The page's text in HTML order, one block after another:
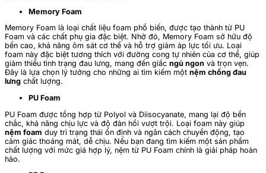
Memory Foam
Memory Foam là loại chất liệu foam phổ biến, được tạo thành từ PU
Foam và các chất phụ gia đặc biệt. Nhờ đó, Memory Foam sở hữu độ
bền cao, khả năng ôm sát cơ thể và hỗ trợ giảm áp lực tối ưu. Loại
foam này đặc biệt tương thích với đường cong tự nhiên của cơ thể, giúp
giảm thiểu tình trạng đau lưng, mang đến giấc ngủ ngon và trọn vẹn.
Đây là lựa chọn lý tưởng cho những ai tìm kiếm một nệm chống đau
lưng chất lượng.
PU Foam
PU Foam được tổng hợp từ Polyol và Diisocyanate, mang lại độ bền
chắc, khả năng chịu lực và độ đàn hồi vượt trội. Loại foam này giúp
nệm foam duy trì trạng thái ổn định và ngăn cách chuyển động, tạo
cảm giác thoáng mát, dễ chịu. Nếu bạn đang tìm kiếm một sản phẩm
chất lượng với mức giá hợp lý, nệm từ PU Foam chính là giải pháp hoàn
hảo.